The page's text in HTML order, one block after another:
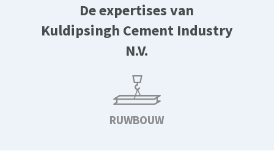
De expertises van
Kuldipsingh Cement Industry
N.V.
RUWBOUW